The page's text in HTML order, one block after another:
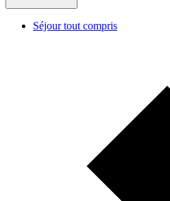
Séjour tout compris